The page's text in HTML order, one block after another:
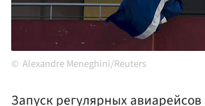
Alexandre Meneghini/Reuters
Запуск регулярных